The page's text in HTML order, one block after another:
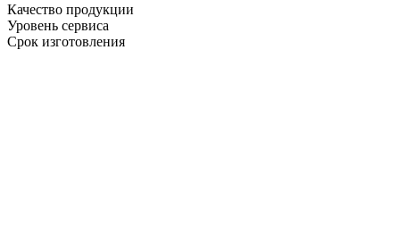
Качество продукции
Уровень сервиса
Срок изготовления